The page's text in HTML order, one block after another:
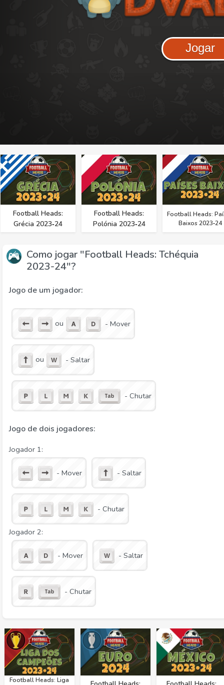
Jogar
Football Heads:
Grécia 2023‑24
Football Heads:
Polónia 2023‑24
Football Heads:
Baixos 2023‑24
Como jogar "Football Heads: Tchéquia
2023-24"?
Jogo de um jogador:
ou - Mover
ou - Saltar
- Chutar
Jogo de dois jogadores:
Jogador 1:
- Mover - Saltar
- Chutar
Jogador 2:
- Mover - Saltar
- Chutar
Football Heads: Liga